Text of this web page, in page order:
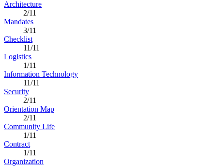
Architecture
2/11
Mandates
3/11
Checklist
11/11
Logistics
1/11
Information Technology
11/11
Security
2/11
Orientation Map
2/11
Community Life
1/11
Contract
1/11
Organization